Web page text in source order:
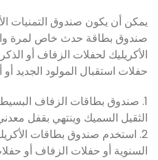
يمكن أن يكون صندوق التمنيات
صندوق بطاقة حدث خاص لمرة
الأكريليك لحفلات الزفاف أو
حفلات استقبال المولود الجديد أو
1. صندوق بطاقات الزفاف
الثقيل السميك وينتهي بقفل
2. استخدم صندوق بطاقات
السنوية أو حفلات الزفاف أو